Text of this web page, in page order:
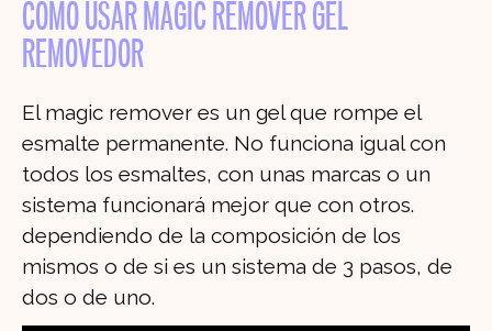
CÓMO USAR MAGIC REMOVER GEL
REMOVEDOR
El magic remover es un gel que rompe el
esmalte permanente. No funciona igual con
todos los esmaltes, con unas marcas o un
sistema funcionará mejor que con otros.
dependiendo de la composición de los
mismos o de si es un sistema de 3 pasos, de
dos o de uno.